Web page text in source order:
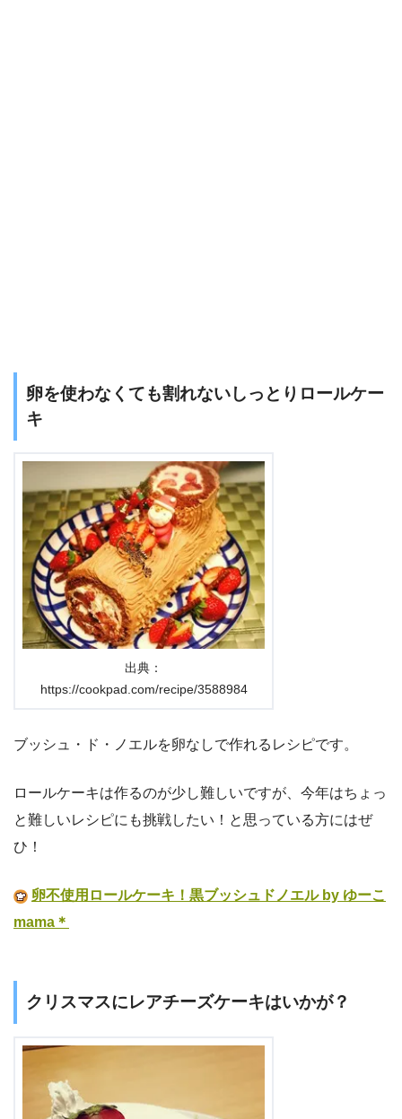
卵を使わなくても割れないしっとりロールケー
キ
出典：
https://cookpad.com/recipe/3588984
ブッシュ・ド・ノエルを卵なしで作れるレシピです。
ロールケーキは作るのが少し難しいですが、今年はちょっ
と難しいレシピにも挑戦したい！と思っている方にはぜ
ひ！
卵不使用ロールケーキ！黒ブッシュドノエル by ゆーこ
mama＊
クリスマスにレアチーズケーキはいかが？